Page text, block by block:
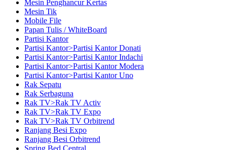
Mesin Penghancur Kertas
Mesin Tik
Mobile File
Papan Tulis / WhiteBoard
Partisi Kantor
Partisi Kantor>Partisi Kantor Donati
Partisi Kantor>Partisi Kantor Indachi
Partisi Kantor>Partisi Kantor Modera
Partisi Kantor>Partisi Kantor Uno
Rak Sepatu
Rak Serbaguna
Rak TV>Rak TV Activ
Rak TV>Rak TV Expo
Rak TV>Rak TV Orbitrend
Ranjang Besi Expo
Ranjang Besi Orbitrend
Spring Bed Central